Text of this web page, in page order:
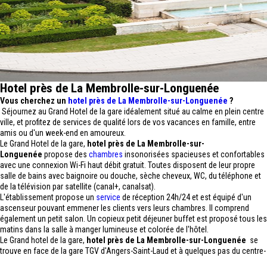
Hotel près de La Membrolle-sur-Longuenée
Vous cherchez un hotel près de La Membrolle-sur-Longuenée ?
Séjournez au Grand Hotel de la gare idéalement situé au calme en plein centre
ville, et profitez de services de qualité lors de vos vacances en famille, entre
amis ou d'un week-end en amoureux.
Le Grand Hotel de la gare, hotel près de La Membrolle-sur-
Longuenée propose des chambres insonorisées spacieuses et confortables
avec une connexion Wi-Fi haut débit gratuit. Toutes disposent de leur propre
salle de bains avec baignoire ou douche, sèche cheveux, WC, du téléphone et
de la télévision par satellite (canal+, canalsat).
L'établissement propose un service de réception 24h/24 et est équipé d'un
ascenseur pouvant emmener les clients vers leurs chambres. Il comprend
également un petit salon. Un copieux petit déjeuner buffet est proposé tous les
matins dans la salle à manger lumineuse et colorée de l'hôtel.
Le Grand hotel de la gare, hotel près de La Membrolle-sur-Longuenée se
trouve en face de la gare TGV d'Angers-Saint-Laud et à quelques pas du centre-